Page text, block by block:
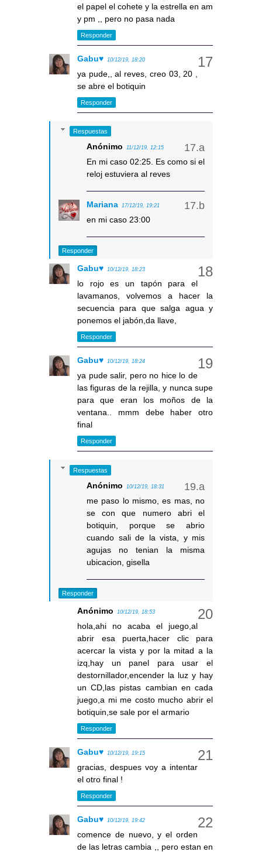
el papel el cohete y la estrella en am
y pm ,, pero no pasa nada
Responder
Gabu♥ 10/12/19, 18:20
ya pude,, al reves, creo 03, 20 ,
se abre el botiquin
Responder
Respuestas
Anónimo 11/12/19, 12:15
En mi caso 02:25. Es como si el
reloj estuviera al reves
Mariana 17/12/19, 19:21
en mi caso 23:00
Responder
Gabu♥ 10/12/19, 18:23
lo rojo es un tapón para el
lavamanos, volvemos a hacer la
secuencia para que salga agua y
ponemos el jabón,da llave,
Responder
Gabu♥ 10/12/19, 18:24
ya pude salir, pero no hice lo de
las figuras de la rejilla, y nunca supe
para que eran los moños de la
ventana.. mmm debe haber otro
final
Responder
Respuestas
Anónimo 10/12/19, 18:31
me paso lo mismo, es mas, no
se con que numero abri el
botiquin, porque se abrio
cuando sali de la vista, y mis
agujas no tenian la misma
ubicacion, gisella
Responder
Anónimo 10/12/19, 18:53
hola,ahi no acaba el juego,al
abrir esa puerta,hacer clic para
acercar la vista y por la mitad a la
izq,hay un panel para usar el
destornillador,encender la luz y hay
un CD,las pistas cambian en cada
juego,a mi me costo mucho abrir el
botiquin,se sale por el armario
Responder
Gabu♥ 10/12/19, 19:15
gracias, despues voy a intentar
el otro final !
Responder
Gabu♥ 10/12/19, 19:42
comence de nuevo, y el orden
de las letras cambia ,, pero estan en